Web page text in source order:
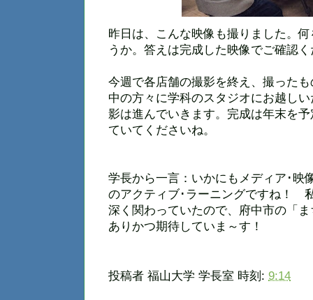
昨日は、こんな映像も撮りました。
うか。答えは完成した映像でご確認
今週で各店舗の撮影を終え、撮った
中の方々に学科のスタジオにお越し
影は進んでいきます。完成は年末を
ていてくださいね。
学長から一言：いかにもメディア･映
のアクティブ･ラーニングですね！
深く関わっていたので、府中市の「
ありかつ期待していま～す！
投稿者 福山大学 学長室 時刻: 9:14